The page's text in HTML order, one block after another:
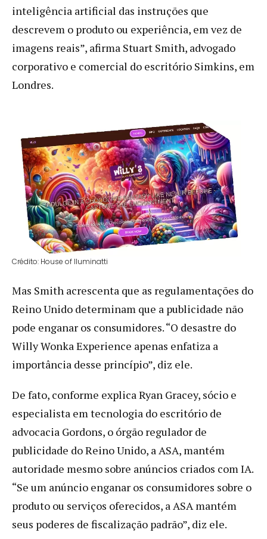
inteligência artificial das instruções que
descrevem o produto ou experiência, em vez de
imagens reais”, afirma Stuart Smith, advogado
corporativo e comercial do escritório Simkins, em
Londres.
Crédito: House of Iluminatti
Mas Smith acrescenta que as regulamentações do
Reino Unido determinam que a publicidade não
pode enganar os consumidores. “O desastre do
Willy Wonka Experience apenas enfatiza a
importância desse princípio”, diz ele.
De fato, conforme explica Ryan Gracey, sócio e
especialista em tecnologia do escritório de
advocacia Gordons, o órgão regulador de
publicidade do Reino Unido, a ASA, mantém
autoridade mesmo sobre anúncios criados com IA.
“Se um anúncio enganar os consumidores sobre o
produto ou serviços oferecidos, a ASA mantém
seus poderes de fiscalização padrão”, diz ele.